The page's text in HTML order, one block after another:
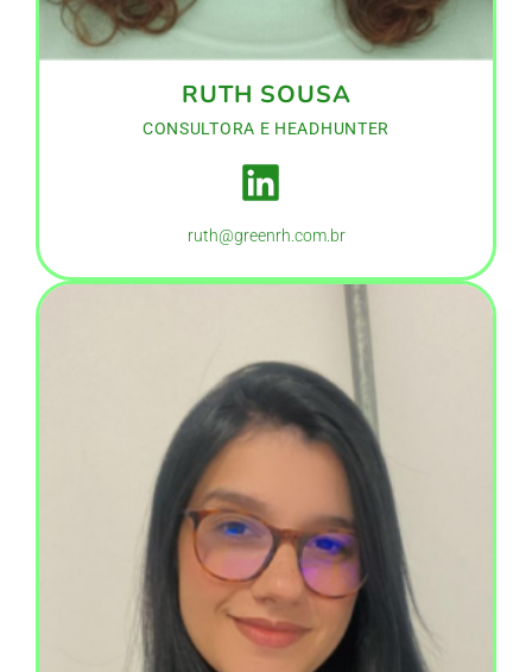
RUTH SOUSA
CONSULTORA E HEADHUNTER
ruth@greenrh.com.br